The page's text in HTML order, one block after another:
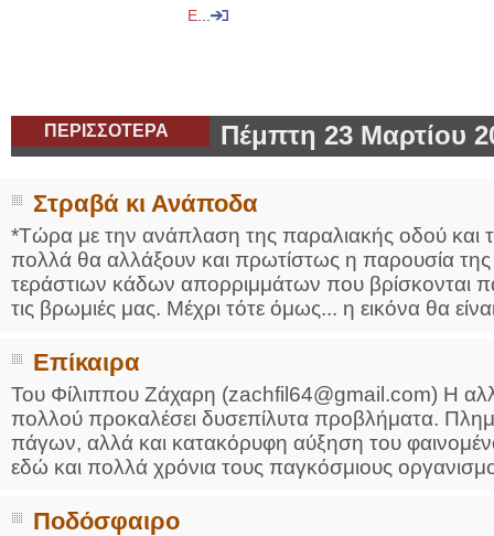
Ε
ΠΕΡΙΣΣΟΤΕΡΑ Πέμπτη 23 Μαρτίου
Στραβά κι Ανάποδα
*Τώρα με την ανάπλαση της παραλιακής οδού και
πολλά θα αλλάξουν και πρωτίστως η παρουσία
τεράστιων κάδων απορριμμάτων που βρίσκονται
τις βρωμιές μας. Μέχρι τότε όμως... η εικόνα θα
Επίκαιρα
Του Φίλιππου Ζάχαρη (zachfil64@gmail.com) Η
πολλού προκαλέσει δυσεπίλυτα προβλήματα.
πάγων, αλλά και κατακόρυφη αύξηση του
εδώ και πολλά χρόνια τους παγκόσμιους
Ποδόσφαιρο